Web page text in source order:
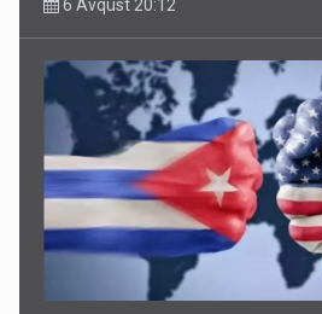
6 Avqust 20:12